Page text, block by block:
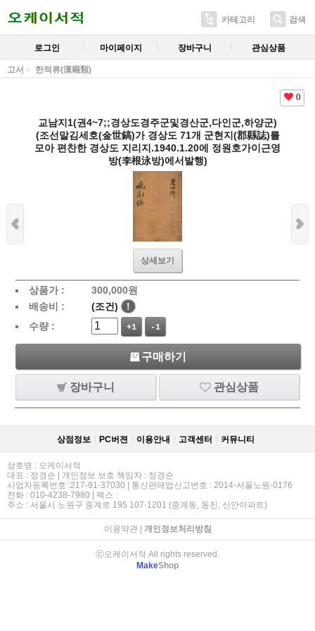
카테고리 검색
로그인 마이페이지 장바구니 관심상품
고서 한적류(漢籍類)
0
교남지1(권4~7;;경상도경주군및경산군,다인군,하양군)
(조선말김세호(金世鎬)가 경상도 71개 군현지(郡縣誌)를
모아 편찬한 경상도 지리지.1940.1.20에 정원호가이근영
방(李根泳방)에서발행)
상세보기
상품가 : 300,000원
배송비 :
(조건)
!
수량 :
+1 -1
구매하기
장바구니 관심상품
상점정보 PC버젼 이용안내 고객센터 커뮤니티
상호명 : 오케이서적
대표 : 정경순 | 개인정보 보호 책임자 : 정경순
사업자등록번호 :217-91-37030 | 통신판매업신고번호 : 2014-서울노원-0176
전화 : 010-4238-7980 | 팩스 :
주소 : 서울시 노원구 중계로 195 107-1201 (중계동, 동진, 신안아파트)
이용약관| 개인정보처리방침
ⓒ오케이서적 All rights reserved.
MakeShop